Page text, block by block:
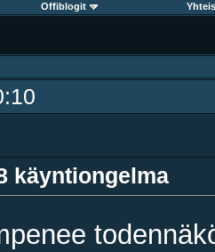
Offiblogit
käyntiongelma